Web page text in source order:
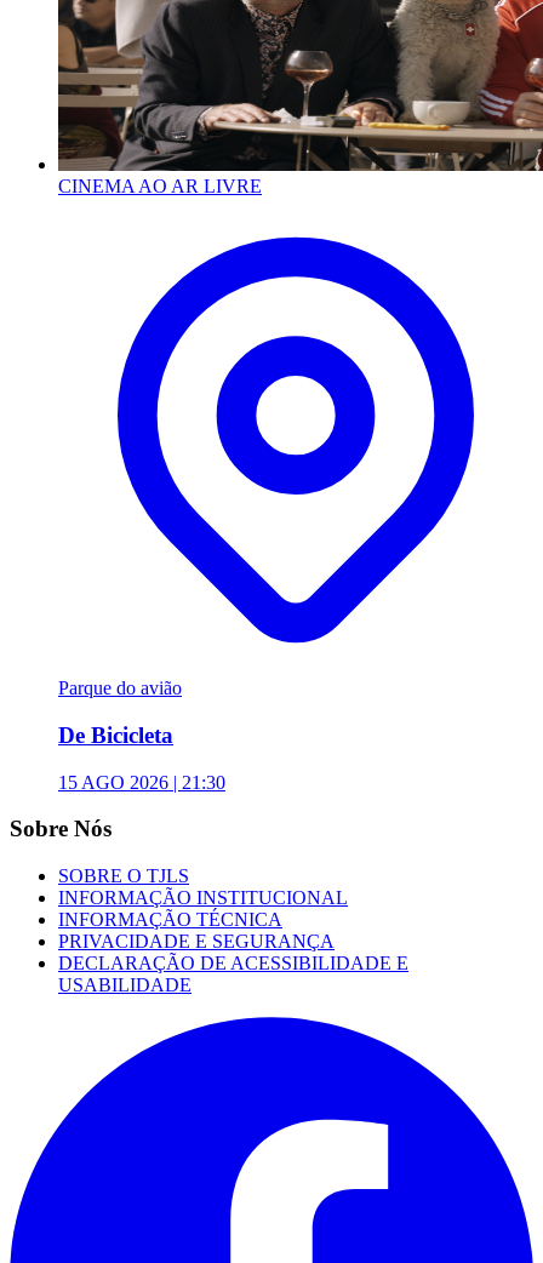
CINEMA AO AR LIVRE
Parque do avião
De Bicicleta
15 AGO 2026 | 21:30
Sobre Nós
SOBRE O TJLS
INFORMAÇÃO INSTITUCIONAL
INFORMAÇÃO TÉCNICA
PRIVACIDADE E SEGURANÇA
DECLARAÇÃO DE ACESSIBILIDADE E
USABILIDADE